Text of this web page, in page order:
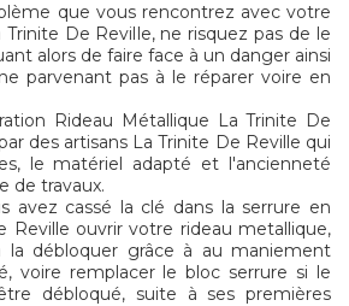
que vous rencontrez avec votre
De Reville, ne risquez pas de le
alors de faire face à un danger ainsi
parvenant pas à le réparer voire en
Rideau Métallique La Trinite De
des artisans La Trinite De Reville qui
le matériel adapté et l'ancienneté
de travaux.
avez cassé la clé dans la serrure en
Reville ouvrir votre rideau metallique,
la débloquer grâce à au maniement
voire remplacer le bloc serrure si le
débloqué, suite à ses premières